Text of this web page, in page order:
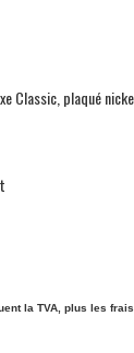
la TVA, plus les frais